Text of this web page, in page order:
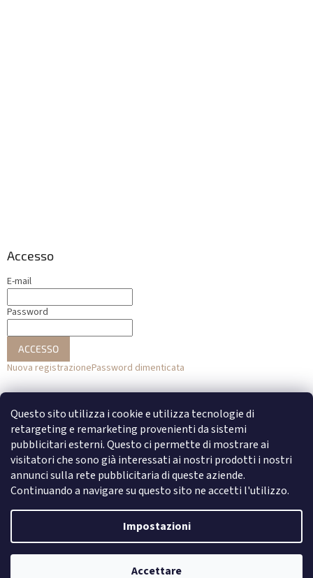
Questo sito utilizza i cookie e utilizza tecnologie di
retargeting e remarketing provenienti da sistemi
pubblicitari esterni. Questo ci permette di mostrare ai
visitatori che sono già interessati ai nostri prodotti i nostri
annunci sulla rete pubblicitaria di queste aziende.
Continuando a navigare su questo sito ne accetti l'utilizzo.
Impostazioni
Accettare
Accesso
E-mail
Password
ACCESSO
Nuova registrazionePassword dimenticata
o
Accesso con Facebook
Accesso con Google
Copyright 2026DENATO. Tutti i diritti riservati.Modifica delle
impostazioni dei cookie